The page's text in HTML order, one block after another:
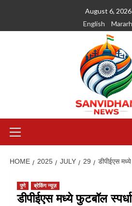
August 6, 2026
English
HOME 2025 JULY 29 डीपीईएस
पुणे ब्रेकिंग न्यूज़
डीपीईएस मध्ये फुटबॉल